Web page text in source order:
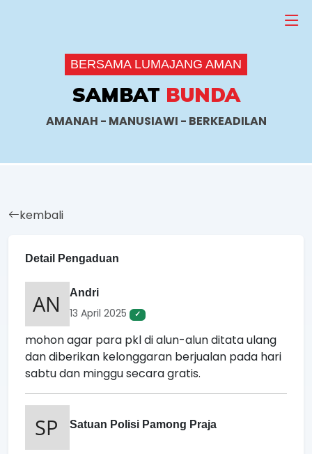
BERSAMA LUMAJANG AMAN
SAMBAT BUNDA
AMANAH - MANUSIAWI - BERKEADILAN
kembali
Detail Pengaduan
Andri
13 April 2025 ✓
mohon agar para pkl di alun-alun ditata ulang
dan diberikan kelonggaran berjualan pada hari
sabtu dan minggu secara gratis.
Satuan Polisi Pamong Praja